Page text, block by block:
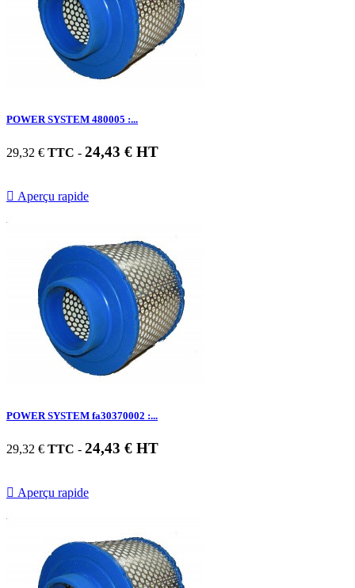
POWER SYSTEM 480005 :...
29,32 € TTC - 24,43 € HT
 Aperçu rapide
POWER SYSTEM fa30370002 :...
29,32 € TTC - 24,43 € HT
 Aperçu rapide